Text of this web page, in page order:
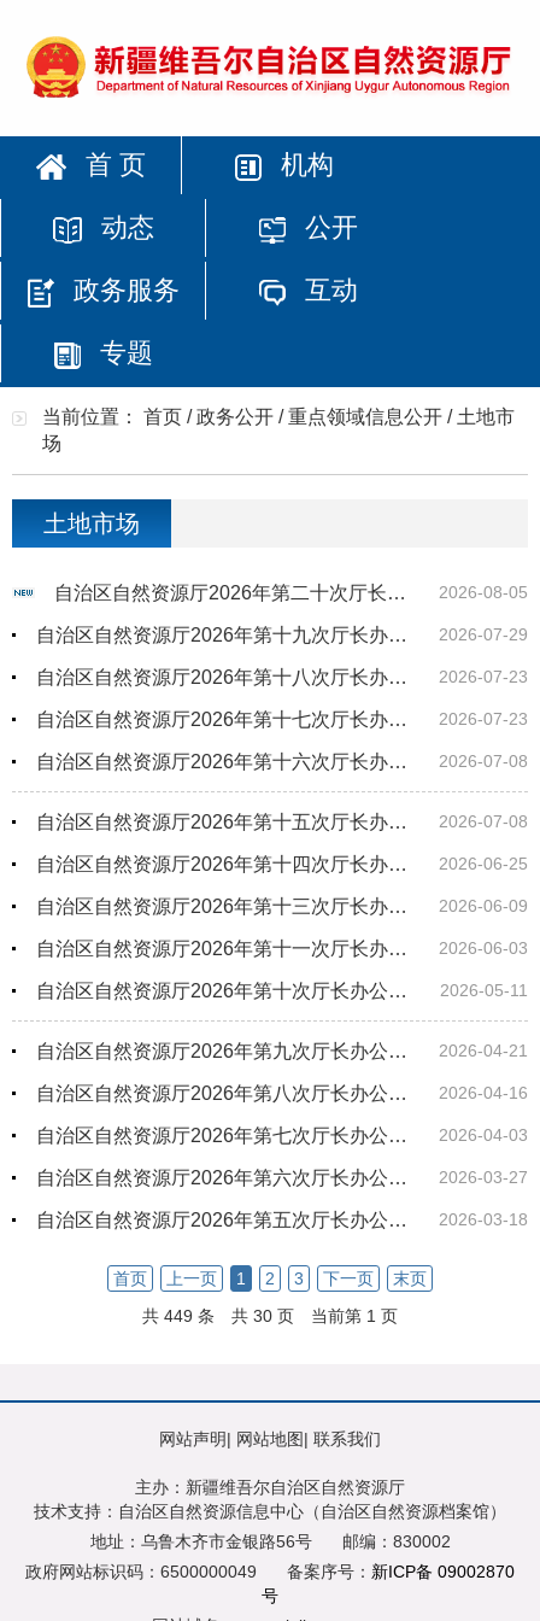
首 页 机构
动态 公开
政务服务 互动
专题
当前位置： 首页 /政务公开 /重点领域信息公开 / 土地市
场
土地市场
2026-08-05
自治区自然资源厅2026年第二十次厅长办公会建设用地审议结果公示
2026-07-29
自治区自然资源厅2026年第十九次厅长办公会建设用地审议结果公示
2026-07-23
自治区自然资源厅2026年第十八次厅长办公会建设用地审议结果公示
2026-07-23
自治区自然资源厅2026年第十七次厅长办公会建设用地审议结果公示
2026-07-08
自治区自然资源厅2026年第十六次厅长办公会建设用地审议结果公示
2026-07-08
自治区自然资源厅2026年第十五次厅长办公会建设用地审议结果公示
2026-06-25
自治区自然资源厅2026年第十四次厅长办公会建设用地审议结果公示
2026-06-09
自治区自然资源厅2026年第十三次厅长办公会建设用地审议结果公示
2026-06-03
自治区自然资源厅2026年第十一次厅长办公会建设用地审议结果公示
2026-05-11
自治区自然资源厅2026年第十次厅长办公会建设用地审议结果公示
2026-04-21
自治区自然资源厅2026年第九次厅长办公会建设用地审议结果公示
2026-04-16
自治区自然资源厅2026年第八次厅长办公会建设用地审议结果公示
2026-04-03
自治区自然资源厅2026年第七次厅长办公会建设用地审议结果公示
2026-03-27
自治区自然资源厅2026年第六次厅长办公会建设用地审议结果公示
2026-03-18
自治区自然资源厅2026年第五次厅长办公会建设用地审议结果公示
首页 上一页 1 2 3 下一页
末页
共 449 条
共 30 页 当前第 1 页
网站声明| 网站地图| 联系我们
主办：新疆维吾尔自治区自然资源厅
技术支持：自治区自然资源信息中心（自治区自然资源档案馆）
地址：乌鲁木齐市金银路56号
邮编：830002
政府网站标识码：6500000049
备案序号： 新ICP备 09002870
号